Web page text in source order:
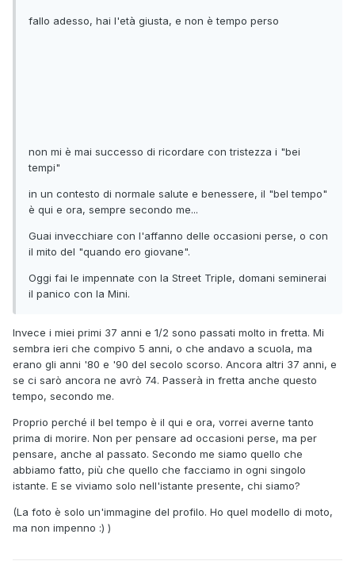
fallo adesso, hai l'età giusta, e non è tempo perso
non mi è mai successo di ricordare con tristezza i "bei
tempi"
in un contesto di normale salute e benessere, il "bel tempo"
è qui e ora, sempre secondo me...
Guai invecchiare con l'affanno delle occasioni perse, o con
il mito del "quando ero giovane".
Oggi fai le impennate con la Street Triple, domani seminerai
il panico con la Mini.
Invece i miei primi 37 anni e 1/2 sono passati molto in fretta. Mi
sembra ieri che compivo 5 anni, o che andavo a scuola, ma
erano gli anni '80 e '90 del secolo scorso. Ancora altri 37 anni, e
se ci sarò ancora ne avrò 74. Passerà in fretta anche questo
tempo, secondo me.
Proprio perché il bel tempo è il qui e ora, vorrei averne tanto
prima di morire. Non per pensare ad occasioni perse, ma per
pensare, anche al passato. Secondo me siamo quello che
abbiamo fatto, più che quello che facciamo in ogni singolo
istante. E se viviamo solo nell'istante presente, chi siamo?
(La foto è solo un'immagine del profilo. Ho quel modello di moto,
ma non impenno :) )